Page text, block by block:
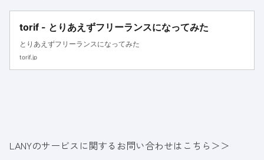
torif - とりあえずフリーランスになってみた
とりあえずフリーランスになってみた
torif.jp
LANYのサービスに関するお問い合わせはこちら＞＞